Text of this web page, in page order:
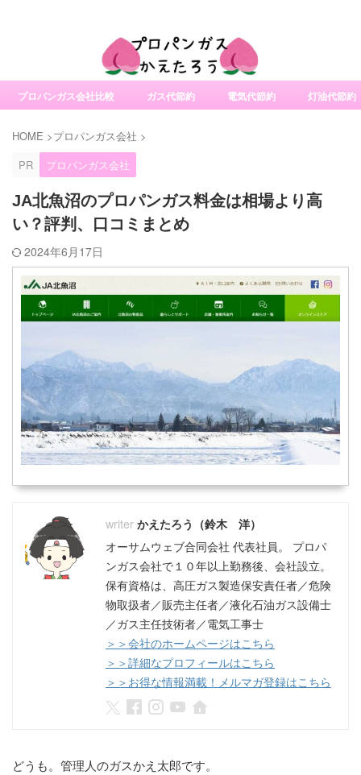
プロパンガス会社比較 ガス代節約 電気代節約 灯油代節約
HOME >プロパンガス会社 >
PR
プロパンガス会社
JA北魚沼のプロパンガス料金は相場より高
い？評判、口コミまとめ
2024年6月17日
かえたろう（鈴木 洋）
オーサムウェブ合同会社 代表社員。 プロパ
ンガス会社で１０年以上勤務後、会社設立。
保有資格は、高圧ガス製造保安責任者／危険
物取扱者／販売主任者／液化石油ガス設備士
／ガス主任技術者／電気工事士
＞＞会社のホームページはこちら
＞＞詳細なプロフィールはこちら
＞＞お得な情報満載！メルマガ登録はこちら
どうも。管理人のガスかえ太郎です。